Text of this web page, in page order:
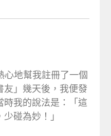
心地幫我註冊了一個
友」幾天後，我便發
時我的說法是：「這
碰為妙！」